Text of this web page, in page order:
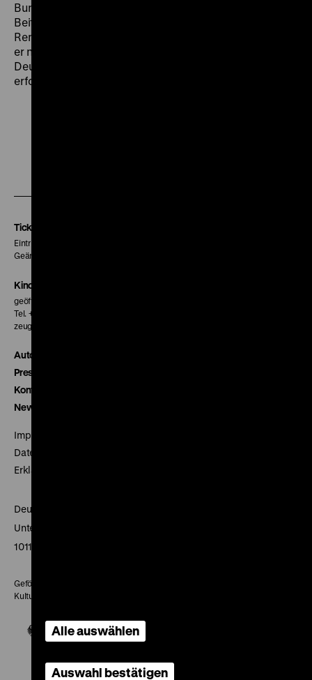
Bundesfilmpreise, wurde als offizieller westdeutscher
Bei­trag in den Wettbewerb von Cannes und in das
Rennen um die Oscars geschickt. Darüber hinaus war
er nicht nur der erste kommerzielle Erfolg des Jungen
Deutschen Films, sondern auch einer der kommerziell
erfolgreichsten deutschen Filme jener Jahre. (gym)
Tickets
Eintritt 5 €
Geänderte Preise sind im Programm vermerkt.
Kinokasse
geöffnet 30 Minuten vor Beginn der ersten Vorstellung
Tel. + 49 30 20304-770
zeughauskino@dhm.de
Autor*innen
Presse
Kontakt
Newsletter
Impressum
Datenschutz
Erklärung digitale Barrierefreiheit
Deutsches Historisches Museum
Unter den Linden 2
10117 Berlin
Gefördert mit Mitteln des Beauftragten der Bundesregierung für
Kultur und Medien
Alle auswählen
Auswahl bestätigen